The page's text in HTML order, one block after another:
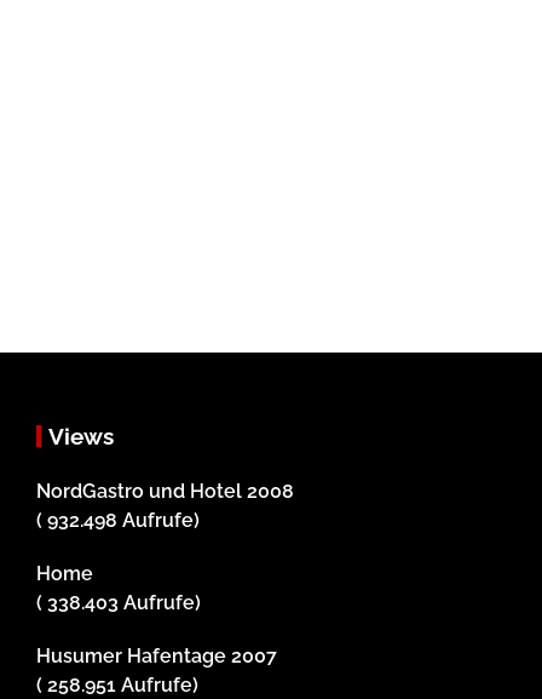
Views
NordGastro und Hotel 2008
( 932.498 Aufrufe)
Home
( 338.403 Aufrufe)
Husumer Hafentage 2007
( 258.951 Aufrufe)